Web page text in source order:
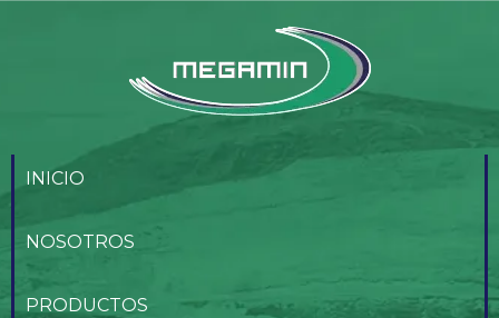
INICIO
NOSOTROS
PRODUCTOS